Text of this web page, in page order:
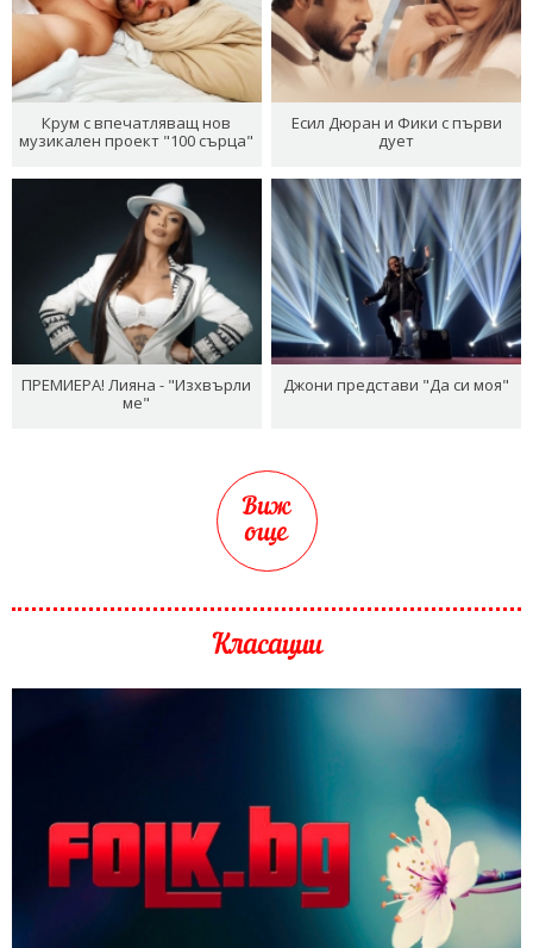
Крум с впечатляващ нов
музикален проект "100 сърца"
Есил Дюран и Фики с първи
дует
ПРЕМИЕРА! Лияна - "Изхвърли
ме"
Джони представи "Да си моя"
Виж
още
Класации